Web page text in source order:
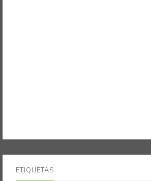
ETIQUETAS